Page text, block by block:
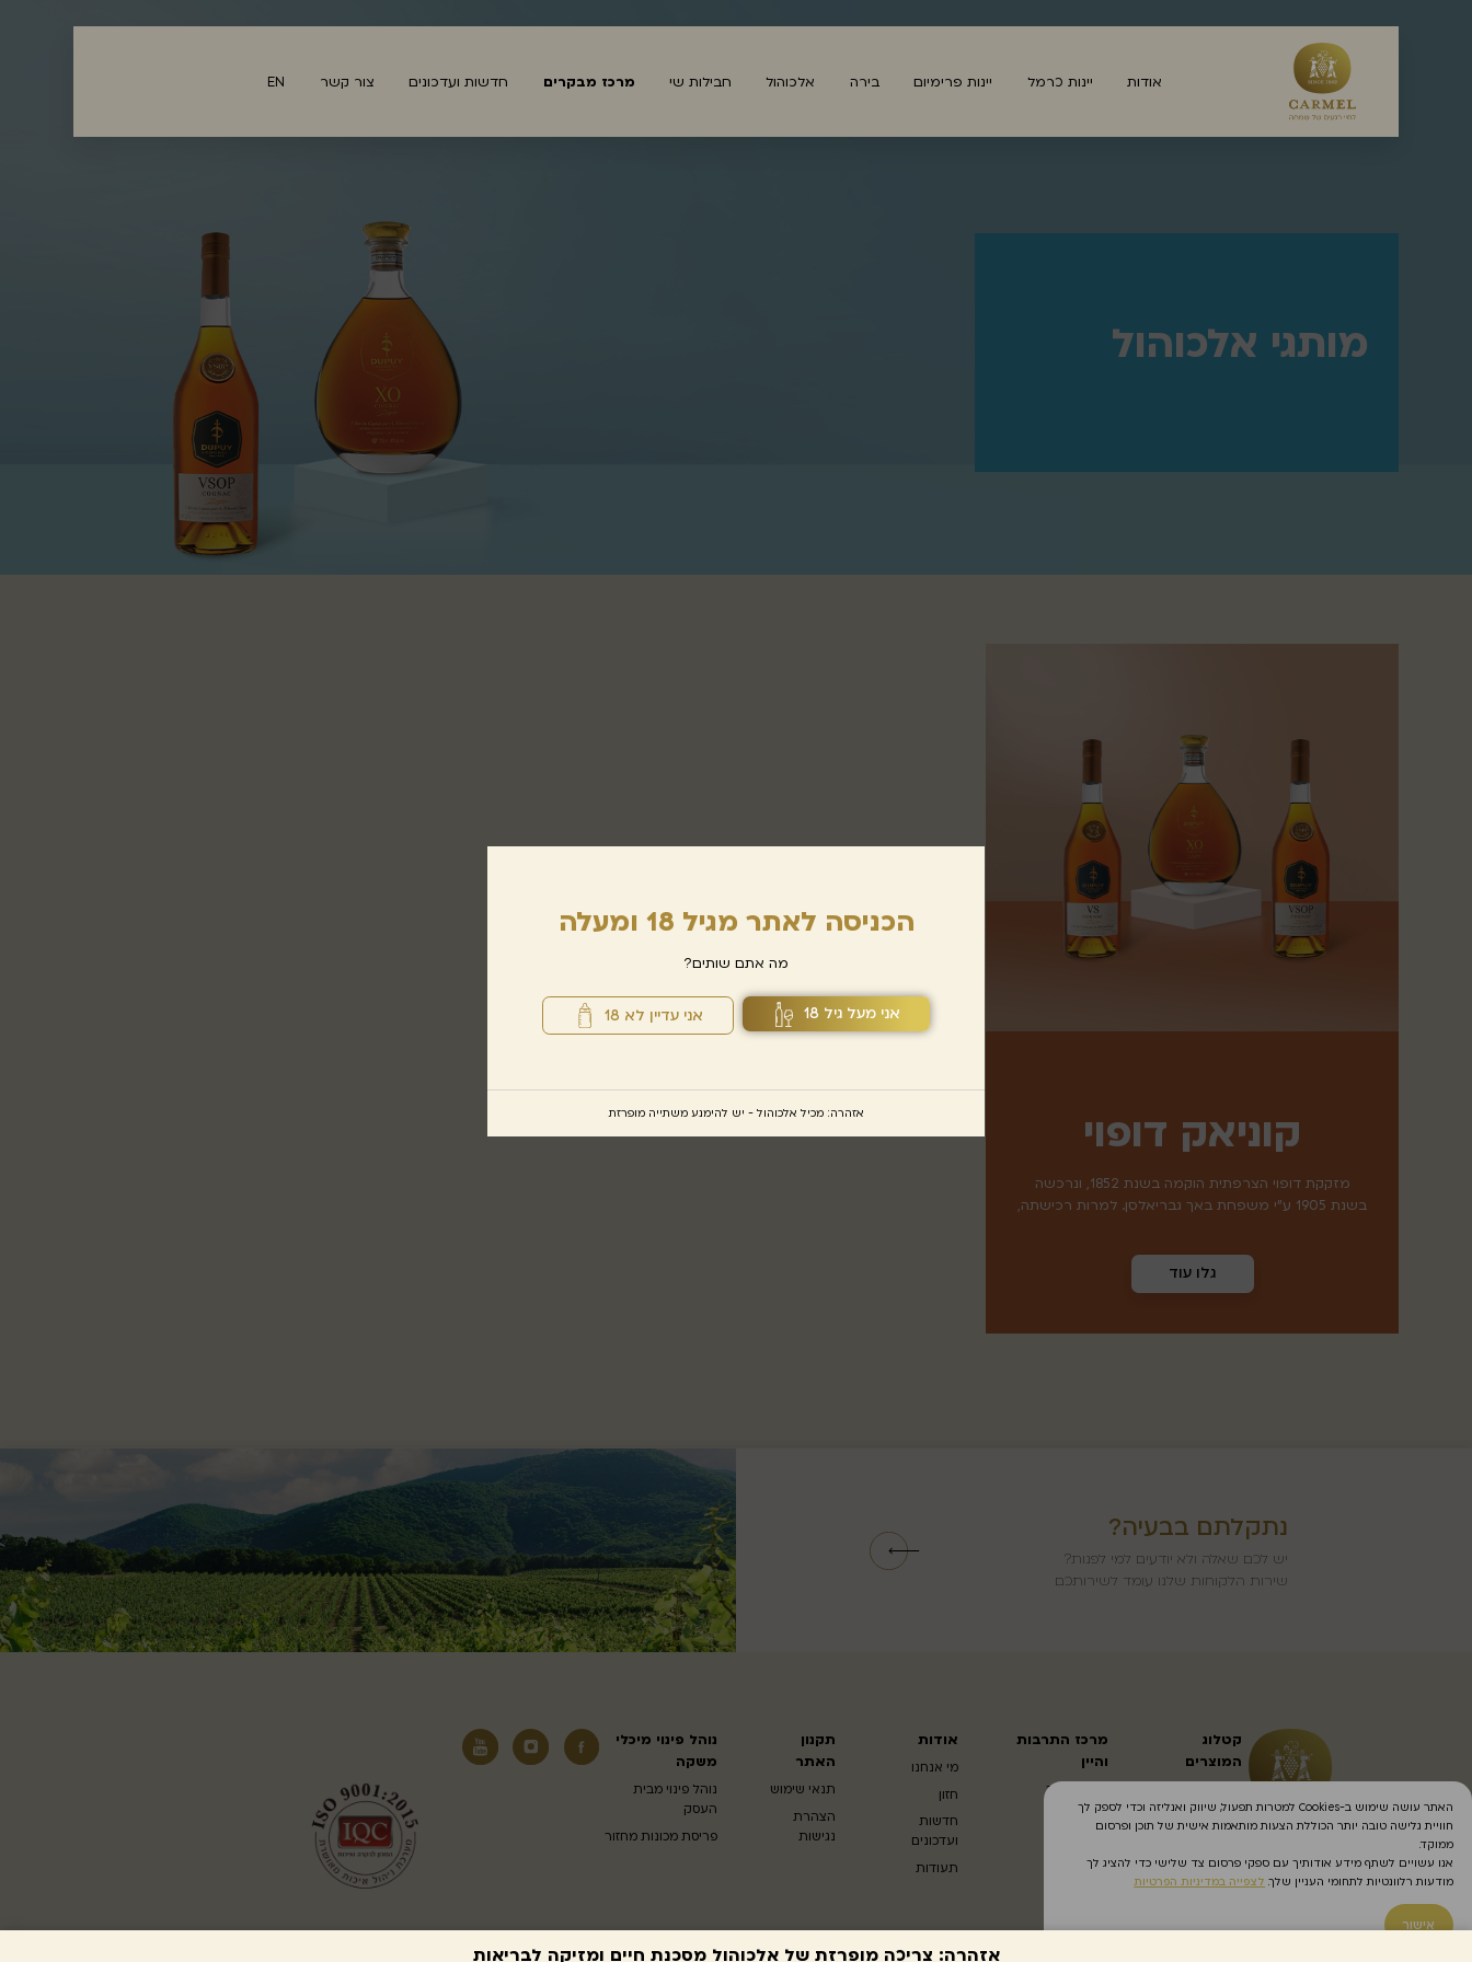
אודות יינות כרמל יינות פרימיום בירה אלכוהול חבילות שי מרכז מבקרים חדשות ועדכונים צור קשר EN
מותגי אלכוהול
קוניאק דופוי
מזקקת דופוי הצרפתית הוקמה בשנת 1852, ונרכשה
בשנת 1905 ע"י משפחת באך גבריאלסן. למרות רכישתה,
גלו עוד
הכניסה לאתר מגיל 18 ומעלה
מה אתם שותים?
אני מעל גיל 18 אני עדיין לא 18
אזהרה: מכיל אלכוהול - יש להימנע משתייה מופרזת
אזהרה: צריכה מופרזת של אלכוהול מסכנת חיים ומזיקה לבריאות
נתקלתם בבעיה?
יש לכם שאלה ולא יודעים למי לפנות?
שירות הלקוחות שלנו עומד לשירותכם
קטלוג
המוצרים
יינות ממותקים
יינות כרמל
מרכז התרבות
והיין
הזמנת סיור
אודות
מי אנחנו
חזון
חדשות
ועדכונים
תעודות
תקנון
האתר
תנאי שימוש
הצהרת
נגישות
נוהל פינוי מיכלי
משקה
נוהל פינוי מבית
העסק
פריסת מכונות מחזור
האתר עושה שימוש ב-Cookies למטרות תפעול, שיווק ואנליזה וכדי לספק לך
חוויית גלישה טובה יותר הכוללת הצעות מותאמות אישית של תוכן ופרסום
ממוקד.
אנו עשויים לשתף מידע אודותיך עם ספקי פרסום צד שלישי כדי להציג לך
מודעות רלוונטיות לתחומי העניין שלך. לצפייה במדיניות הפרטיות
אישור